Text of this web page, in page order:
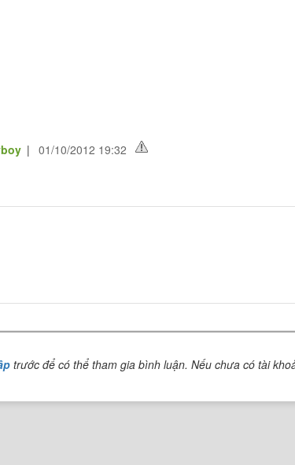
|
01/10/2012 19:32
trước để có thể tham gia bình luận. Nếu chưa có tài